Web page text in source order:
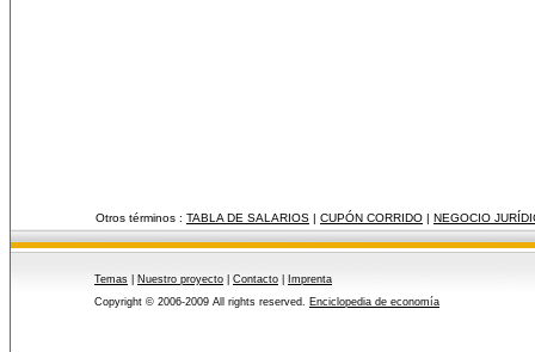
Otros términos : TABLA DE SALARIOS | CUPÓN CORRIDO | NEGOCIO
Temas Nuestro proyecto Contacto
Imprenta
Copyright © 2006-2009 All rights reserved. Enciclopedia de economía